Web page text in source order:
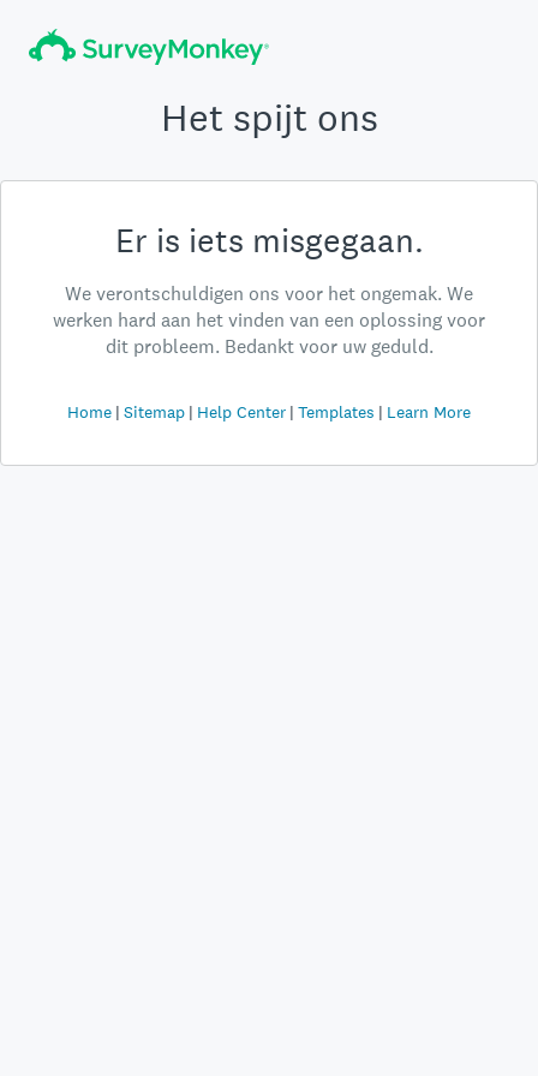
Het spijt ons
Er is iets misgegaan.
We verontschuldigen ons voor het ongemak. We
werken hard aan het vinden van een oplossing voor
dit probleem. Bedankt voor uw geduld.
Home Sitemap Help Center Templates Learn More